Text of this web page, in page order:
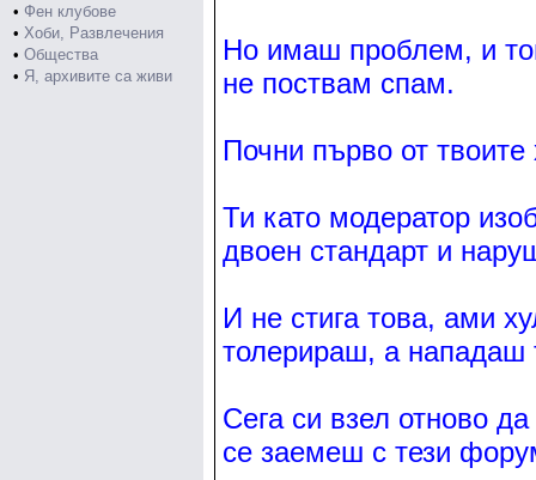
• Фен клубове
• Хоби, Развлечения
• Общества
• Я, архивите са живи
Но имаш проблем, и
не поствам спам.
Почни първо от твоите
Ти като модератор
двоен стандарт и
И не стига това, ами
толерираш, а нападаш
Сега си взел отново
се заемеш с тези